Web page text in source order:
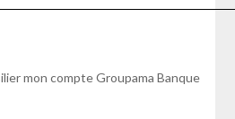
mon compte Groupama Banque